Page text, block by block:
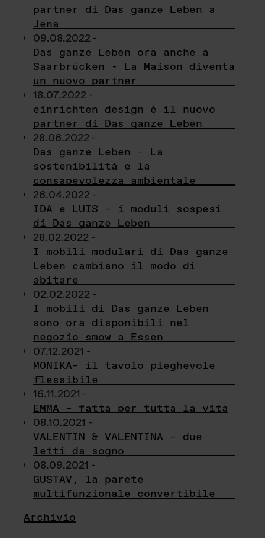
partner di Das ganze Leben a
Jena
09.08.2022 -
Das ganze Leben ora anche a
Saarbrücken - La Maison diventa
un nuovo partner
18.07.2022 -
einrichten design è il nuovo
partner di Das ganze Leben
28.06.2022 -
Das ganze Leben - La
sostenibilità e la
consapevolezza ambientale
26.04.2022 -
IDA e LUIS - i moduli sospesi
di Das ganze Leben
28.02.2022 -
I mobili modulari di Das ganze
Leben cambiano il modo di
abitare
02.02.2022 -
I mobili di Das ganze Leben
sono ora disponibili nel
negozio smow a Essen
07.12.2021 -
MONIKA– il tavolo pieghevole
flessibile
16.11.2021 -
EMMA – fatta per tutta la vita
08.10.2021 -
VALENTIN & VALENTINA – due
letti da sogno
08.09.2021 -
GUSTAV, la parete
multifunzionale convertibile
Archivio